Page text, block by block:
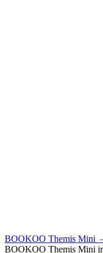
BOOKOO Themis Mini
BOOKOO Themis Mini